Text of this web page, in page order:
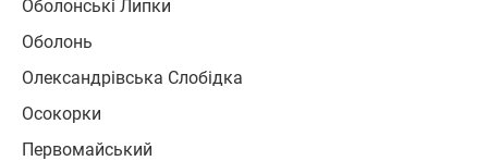
Оболонські Липки
Оболонь
Олександрівська Слобідка
Осокорки
Первомайський